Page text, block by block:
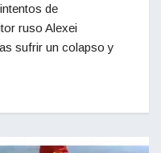
de
ruso Alexei
sufrir un colapso y